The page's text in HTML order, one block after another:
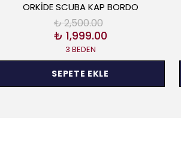
ORKİDE SCUBA KAP BORDO
₺ 2,500.00
₺ 1,999.00
3 BEDEN
SEPETE EKLE